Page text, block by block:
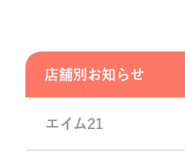
店舗別お知らせ
エイム21